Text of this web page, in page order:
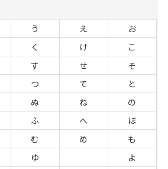
う え
お
く け
こ
す せ
そ
つ て
と
ぬ ね
の
ふ へ
ほ
む め
も
ゆ
よ